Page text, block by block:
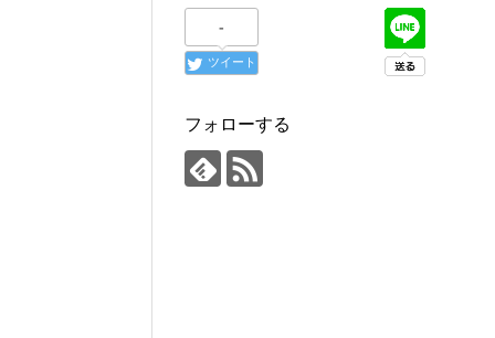
-
ツイート
フォローする